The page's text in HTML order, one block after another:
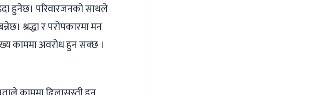
हुनेछ। परिवारजनको साथले
श्रद्धा र परोपकारमा मन
काममा अवरोध हुन सक्छ ।